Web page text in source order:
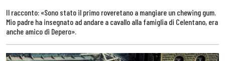
Il racconto: «Sono stato il primo roveretano a mangiare un chewing gum.
Mio padre ha insegnato ad andare a cavallo alla famiglia di Celentano, era
anche amico di Depero».